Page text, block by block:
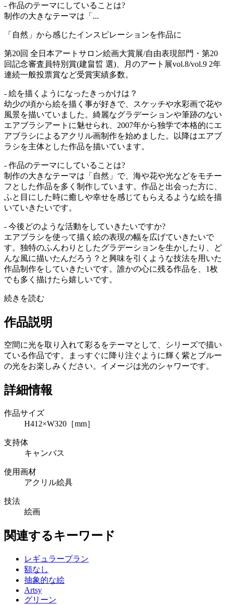
- 作品のテーマにしていることは?
制作の大きなテーマは「...
「自然」から感じたインスピレーションを作品に
第20回 全日本アートサロン絵画大賞展/自由表現部門・第20
回記念審査員特別賞(建畠晢 選)、月のアート展vol.8/vol.9 2年
連続一般投票賞など受賞実績多数。
- 絵を描くようになったきっかけは？
幼少の頃から絵を描く事が好きで、スケッチや水彩画で花や
風景を描いていました。綺麗なグラデーションや筆跡のない
エアブラシアートに魅せられ、2007年から独学で本格的にエ
アブラシによるアクリル画制作を始めました。以降はエアブ
ラシを主体とした作品を描いています。
- 作品のテーマにしていることは?
制作の大きなテーマは「自然」で、海や花や光などをモチー
フとした作品を多く制作しています。作品と出会った方に、
ふと目にした時に癒しや幸せを感じてもらえるような絵を描
いていきたいです。
- 今後どのような活動をしていきたいですか?
エアブラシを使って描く絵の表現の幅を広げていきたいで
す。独特のふんわりとしたグラデーションを生かしたり、ど
んな風に描いたんだろう？と興味を引くような技法を用いた
作品制作をしていきたいです。誰かの心に残る作品を、1枚
でも多く描けたら嬉しいです。
続きを読む
作品説明
空間に光を取り入れて彩るをテーマとして、シリーズで描い
ている作品です。まっすぐに降り注ぐように輝く紫とブルー
の光をお楽しみください。イメージは光のシャワーです。
詳細情報
作品サイズ
H412×W320［mm］
支持体
キャンバス
使用画材
アクリル絵具
技法
絵画
関連するキーワード
レギュラープラン
額なし
抽象的な絵
Artsy
グリーン